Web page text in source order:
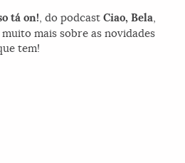
tá on!, do podcastCiao, Bela,
mais sobre as novidades
tem!